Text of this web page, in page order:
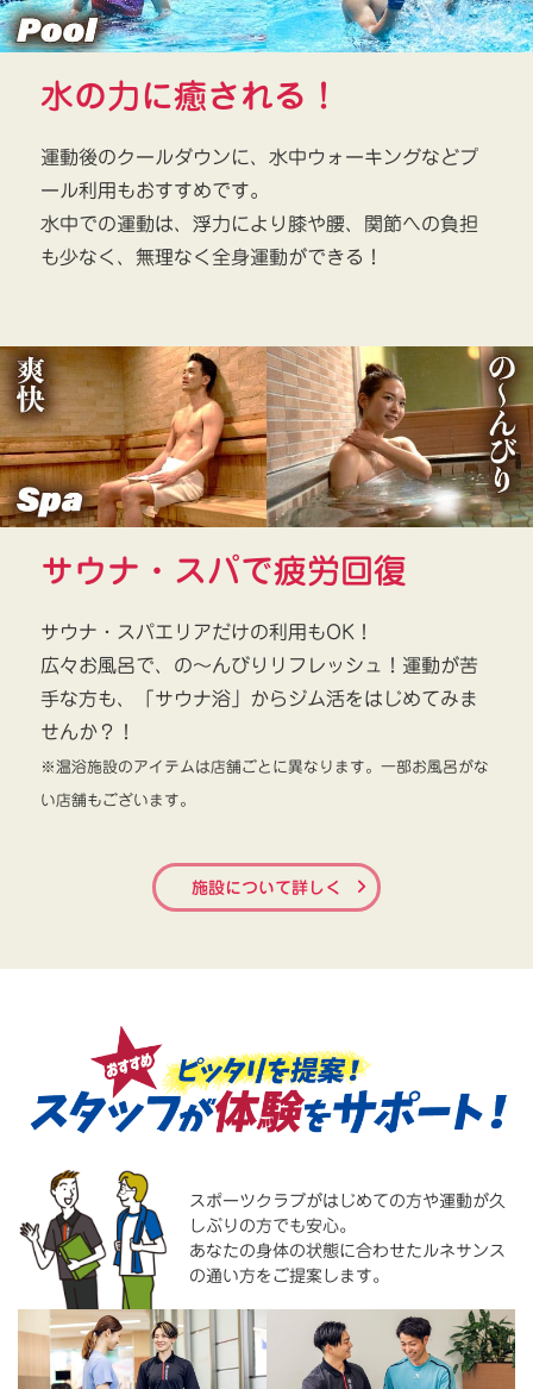
水の力に癒される！
運動後のクールダウンに、水中ウォーキングなどプ
ール利用もおすすめです。
水中での運動は、浮力により膝や腰、関節への負担
も少なく、無理なく全身運動ができる！
サウナ・スパで疲労回復
サウナ・スパエリアだけの利用もOK！
広々お風呂で、の～んびりリフレッシュ！運動が苦
手な方も、「サウナ浴」からジム活をはじめてみま
せんか？！
※温浴施設のアイテムは店舗ごとに異なります。一部お風呂がな
い店舗もございます。
施設について詳しく
スポーツクラブがはじめての方や運動が久
しぶりの方でも安心。
あなたの身体の状態に合わせたルネサンス
の通い方をご提案します。